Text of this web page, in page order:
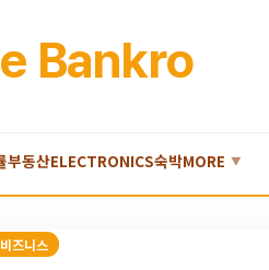
Bankro
부동산ELECTRONICS숙박MORE ▼
비즈니스